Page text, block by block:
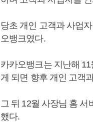
당초 개인 고객과 사업
오뱅크였다.
카카오뱅크는 지난해
게 되면 향후 개인 고객
그 뒤 12월 사장님 홈 서
했다.